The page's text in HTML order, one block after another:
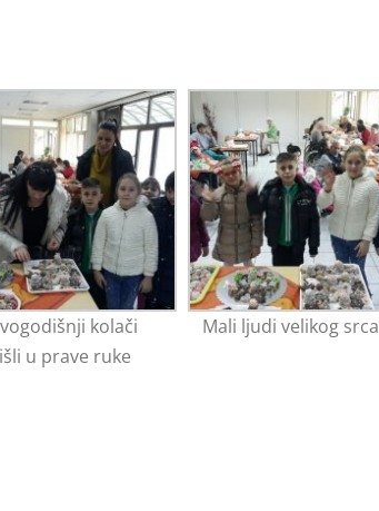
kolači
u prave ruke
Mali ljudi velikog srca